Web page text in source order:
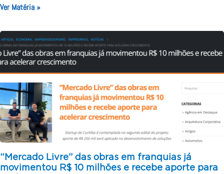
Ver Matéria »
“Mercado Livre” das obras em franquias já
movimentou R$ 10 milhões e recebe aporte para